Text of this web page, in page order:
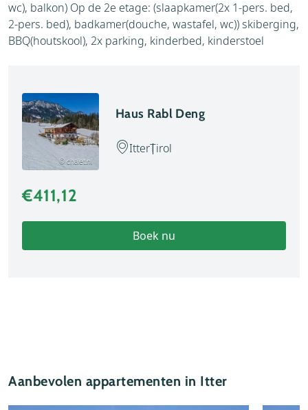
wc), balkon) Op de 2e etage: (slaapkamer(2x 1-pers. bed,
2-pers. bed), badkamer(douche, wastafel, wc)) skiberging,
BBQ(houtskool), 2x parking, kinderbed, kinderstoel
© chalet.nl
Haus Rabl Deng
ItterTirol
€411,12
Boek nu
Aanbevolen appartementen in Itter